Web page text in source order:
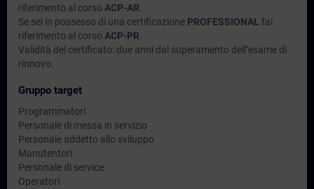
riferimento al corso ACP-AR
Se sei in possesso di una certificazione PROFESSIONAL fai
riferimento al corso ACP-PR
Validità del certificato: due anni dal superamento dell’esame di
rinnovo.
Gruppo target
Programmatori
Personale di messa in servizio
Personale addetto allo sviluppo
Manutentori
Personale di service
Operatori